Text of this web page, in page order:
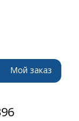
Мой заказ